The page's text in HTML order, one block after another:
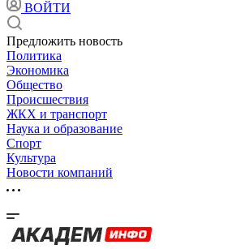
ВОЙТИ
Предложить новость
Политика
Экономика
Общество
Происшествия
ЖКХ и транспорт
Наука и образование
Спорт
Культура
Новости компаний